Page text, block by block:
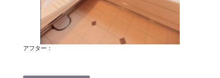
アフター：